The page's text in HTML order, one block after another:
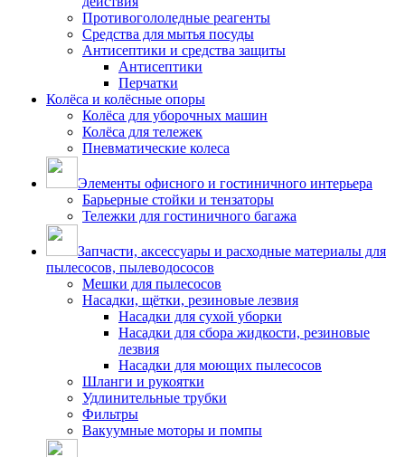
Противогололедные реагенты
Средства для мытья посуды
Антисептики и средства защиты
Антисептики
Перчатки
Колёса и колёсные опоры
Колёса для уборочных машин
Колёса для тележек
Пневматические колеса
Элементы офисного и гостиничного интерьера
Барьерные стойки и тензаторы
Тележки для гостиничного багажа
Запчасти, аксессуары и расходные материалы для
пылесосов, пылеводососов
Мешки для пылесосов
Насадки, щётки, резиновые лезвия
Насадки для сухой уборки
Насадки для сбора жидкости, резиновые
лезвия
Насадки для моющих пылесосов
Шланги и рукоятки
Удлинительные трубки
Фильтры
Вакуумные моторы и помпы